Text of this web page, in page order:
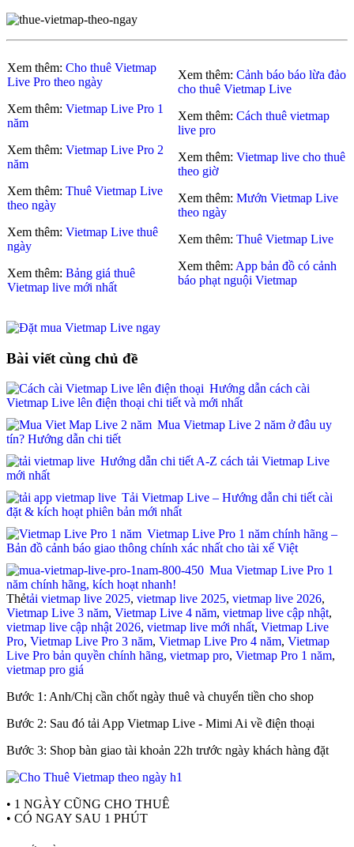
Xem thêm: Cho thuê Vietmap
Live Pro theo ngày
Xem thêm: Vietmap Live Pro 1
năm
Xem thêm: Vietmap Live Pro 2
năm
Xem thêm: Thuê Vietmap Live
theo ngày
Xem thêm: Vietmap Live thuê
ngày
Xem thêm: Bảng giá thuê
Vietmap live mới nhất
Xem thêm: Cảnh báo báo lừa đảo
cho thuê Vietmap Live
Xem thêm: Cách thuê vietmap
live pro
Xem thêm: Vietmap live cho thuê
theo giờ
Xem thêm: Mướn Vietmap Live
theo ngày
Xem thêm: Thuê Vietmap Live
Xem thêm: App bản đồ có cảnh
báo phạt nguội Vietmap
Bài viết cùng chủ đề
Hướng dẫn cách cài
Vietmap Live lên điện thoại chi tiết và mới nhất
Mua Vietmap Live 2 năm ở đâu uy
tín? Hướng dẫn chi tiết
Hướng dẫn chi tiết A-Z cách tải Vietmap Live
mới nhất
Tải Vietmap Live – Hướng dẫn chi tiết cài
đặt & kích hoạt phiên bản mới nhất
Vietmap Live Pro 1 năm chính hãng –
Bản đồ cảnh báo giao thông chính xác nhất cho tài xế Việt
Mua Vietmap Live Pro 1
năm chính hãng, kích hoạt nhanh!
Thẻtải vietmap live 2025, vietmap live 2025, vietmap live 2026,
Vietmap Live 3 năm, Vietmap Live 4 năm, vietmap live cập nhật,
vietmap live cập nhật 2026, vietmap live mới nhất, Vietmap Live
Pro, Vietmap Live Pro 3 năm, Vietmap Live Pro 4 năm, Vietmap
Live Pro bản quyền chính hãng, vietmap pro, Vietmap Pro 1 năm,
vietmap pro giá
Bước 1: Anh/Chị cần chốt ngày thuê và chuyển tiền cho shop
Bước 2: Sau đó tải App Vietmap Live - Mimi Ai về điện thoại
Bước 3: Shop bàn giao tài khoản 22h trước ngày khách hàng đặt
• 1 NGÀY CŨNG CHO THUÊ
• CÓ NGAY SAU 1 PHÚT